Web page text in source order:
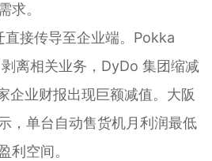
求。
直接传导至企业端。Pokka
离相关业务，DyDo 集团缩减
企业财报出现巨额减值。大阪
，单台自动售货机月利润最低
利空间。